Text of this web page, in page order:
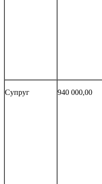
Супруг 940 000,00